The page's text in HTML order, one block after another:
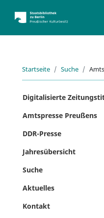
Startseite Suche
Digitalisierte
Amtspresse Preußens
DDR-Presse
Jahresübersicht
Suche
Aktuelles
Kontakt